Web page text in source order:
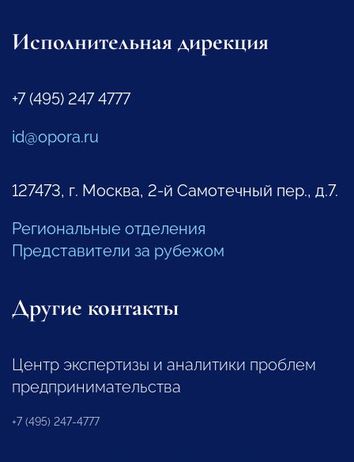
Исполнительная дирекция
+7 (495) 247 4777
id@opora.ru
127473, г. Москва, 2-й Самотечный пер., д.7.
Региональные отделения
Представители за рубежом
Другие контакты
Центр экспертизы и аналитики проблем
предпринимательства
+7 (495) 247-4777